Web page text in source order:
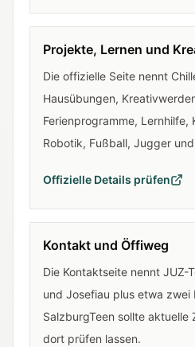
Projekte, Lernen und
Die offizielle Seite nennt
Hausübungen,
Ferienprogramme, Lernhilfe,
Robotik, Fußball, Jugger
Offizielle Details prüfen
Kontakt und Öffiweg
Die Kontaktseite nennt JUZ-
und Josefiau plus etwa zwei
SalzburgTeen sollte
dort prüfen lassen.